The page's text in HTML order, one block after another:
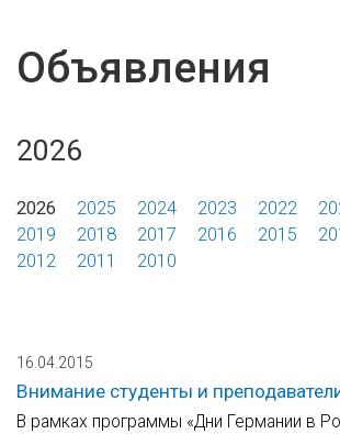
Объявления
2026
2026 2025 2024 2023 2022
2019
2018 2017 2016 2015
2012
2011 2010
16.04.2015
Внимание студенты и
В рамках программы «Дни Германии в